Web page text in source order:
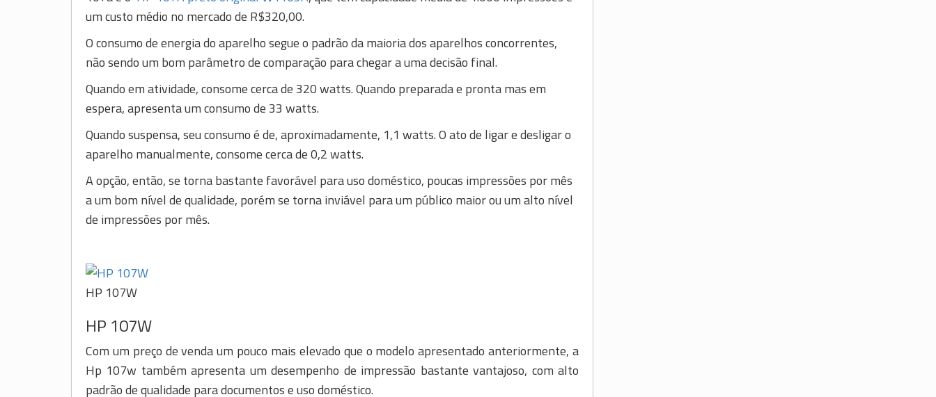
um custo médio no mercado de R$320,00.
O consumo de energia do aparelho segue o padrão da maioria dos aparelhos concorrentes,
não sendo um bom parâmetro de comparação para chegar a uma decisão final.
Quando em atividade, consome cerca de 320 watts. Quando preparada e pronta mas em
espera, apresenta um consumo de 33 watts.
Quando suspensa, seu consumo é de, aproximadamente, 1,1 watts. O ato de ligar e desligar o
aparelho manualmente, consome cerca de 0,2 watts.
A opção, então, se torna bastante favorável para uso doméstico, poucas impressões por mês
a um bom nível de qualidade, porém se torna inviável para um público maior ou um alto nível
de impressões por mês.
HP 107W
HP 107W
Com um preço de venda um pouco mais elevado que o modelo apresentado anteriormente, a
Hp 107w também apresenta um desempenho de impressão bastante vantajoso, com alto
padrão de qualidade para documentos e uso doméstico.